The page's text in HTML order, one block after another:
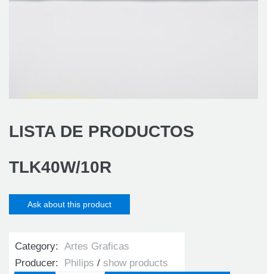
LISTA DE PRODUCTOS
TLK40W/10R
Ask about this product
Category: Artes Graficas
Producer:
Philips show products